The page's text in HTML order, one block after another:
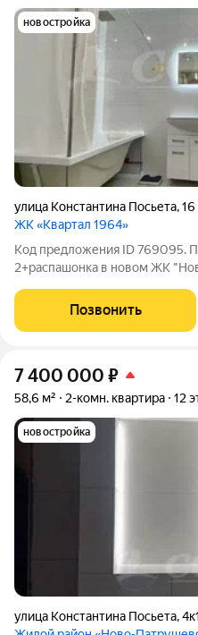
новостройка
улица Константина Посьета,16
ЖК «Квартал 1964»
Код предложения ID 769095.
2+распашонка в новом ЖК
качества и тепла зимой, ваши
старых панельных домах.-
Позвонить
7 400 000 ₽
58,6 м² 2-комн. квартира 12
новостройка
улица Константина Посьета,